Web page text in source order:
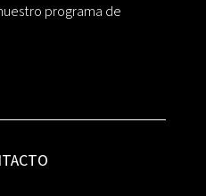
programa de